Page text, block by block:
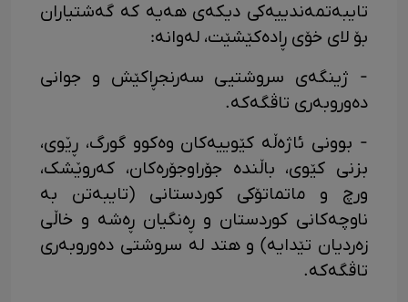
تایبەتمەندییەکی دیکەی هەیە کە گەشتیاران
بۆ لای خۆی ڕادەکێشێت، لەوانە:
- ژینگەی سروشتیی سەرنجڕاکێش و جوانی
دەوروبەری تاڤگەکە.
- بوونی ئاژەڵە کێوییەکان وەکوو گورگ، ڕێوی،
بزنی کێوی، باڵندە جۆراوجۆرەکان، کەروێشک،
ورچ و ماتماتۆکی کوردستانی (تایبەتن بە
ناوچەکانی کوردستان و ڕەنگیان ڕەشە و خاڵی
زەردیان تێدایە) و هتد لە سروشتی دەوروبەری
تاڤگەکە.